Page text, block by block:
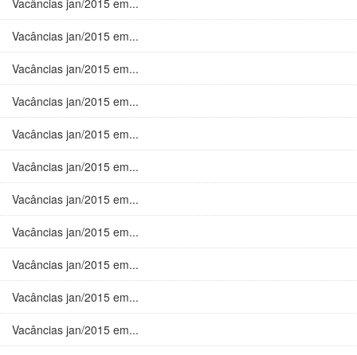
Vacâncias jan/2015 em...
Vacâncias jan/2015 em...
Vacâncias jan/2015 em...
Vacâncias jan/2015 em...
Vacâncias jan/2015 em...
Vacâncias jan/2015 em...
Vacâncias jan/2015 em...
Vacâncias jan/2015 em...
Vacâncias jan/2015 em...
Vacâncias jan/2015 em...
Vacâncias jan/2015 em...